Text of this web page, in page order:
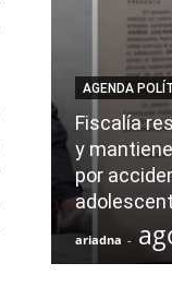
AGENDA
Fiscalía
y
por
ariadna -